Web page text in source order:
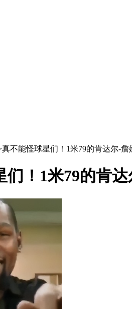
真不能怪球星们！1米79的肯达尔-
们！1米79的肯